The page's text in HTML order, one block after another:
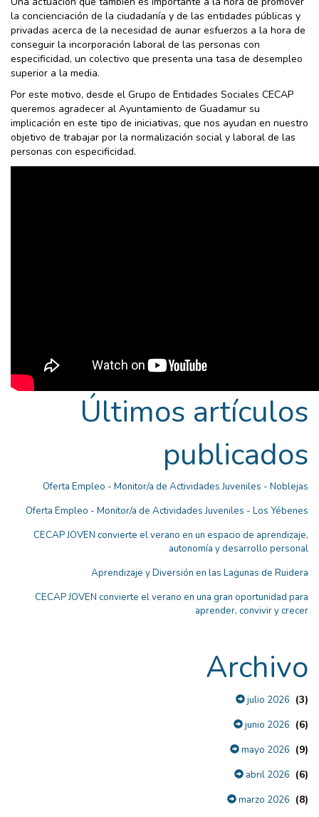
la concienciación de la ciudadanía y de las entidades públicas y
privadas acerca de la necesidad de aunar esfuerzos a la hora de
conseguir la incorporación laboral de las personas con
especificidad, un colectivo que presenta una tasa de desempleo
superior a la media.
Por este motivo, desde el Grupo de Entidades Sociales CECAP
queremos agradecer al Ayuntamiento de Guadamur su
implicación en este tipo de iniciativas, que nos ayudan en nuestro
objetivo de trabajar por la normalización social y laboral de las
personas con especificidad.
Últimos artículos
publicados
Oferta Empleo - Monitor/a de Actividades Juveniles - Noblejas
Oferta Empleo - Monitor/a de Actividades Juveniles - Los Yébenes
CECAP JOVEN convierte el verano en un espacio de aprendizaje,
autonomía y desarrollo personal
Aprendizaje y Diversión en las Lagunas de Ruidera
CECAP JOVEN convierte el verano en una gran oportunidad para
aprender, convivir y crecer
Archivo
julio 2026 (3)
junio 2026 (6)
mayo 2026 (9)
abril 2026 (6)
marzo 2026 (8)